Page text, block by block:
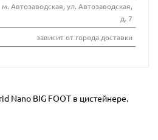
м. Автозаводская, ул. Автозаводская,
д. 7
зависит от города доставки
Nano BIG FOOT в цистейнере.